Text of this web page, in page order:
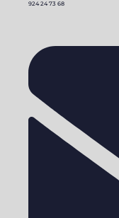
924 24 73 68